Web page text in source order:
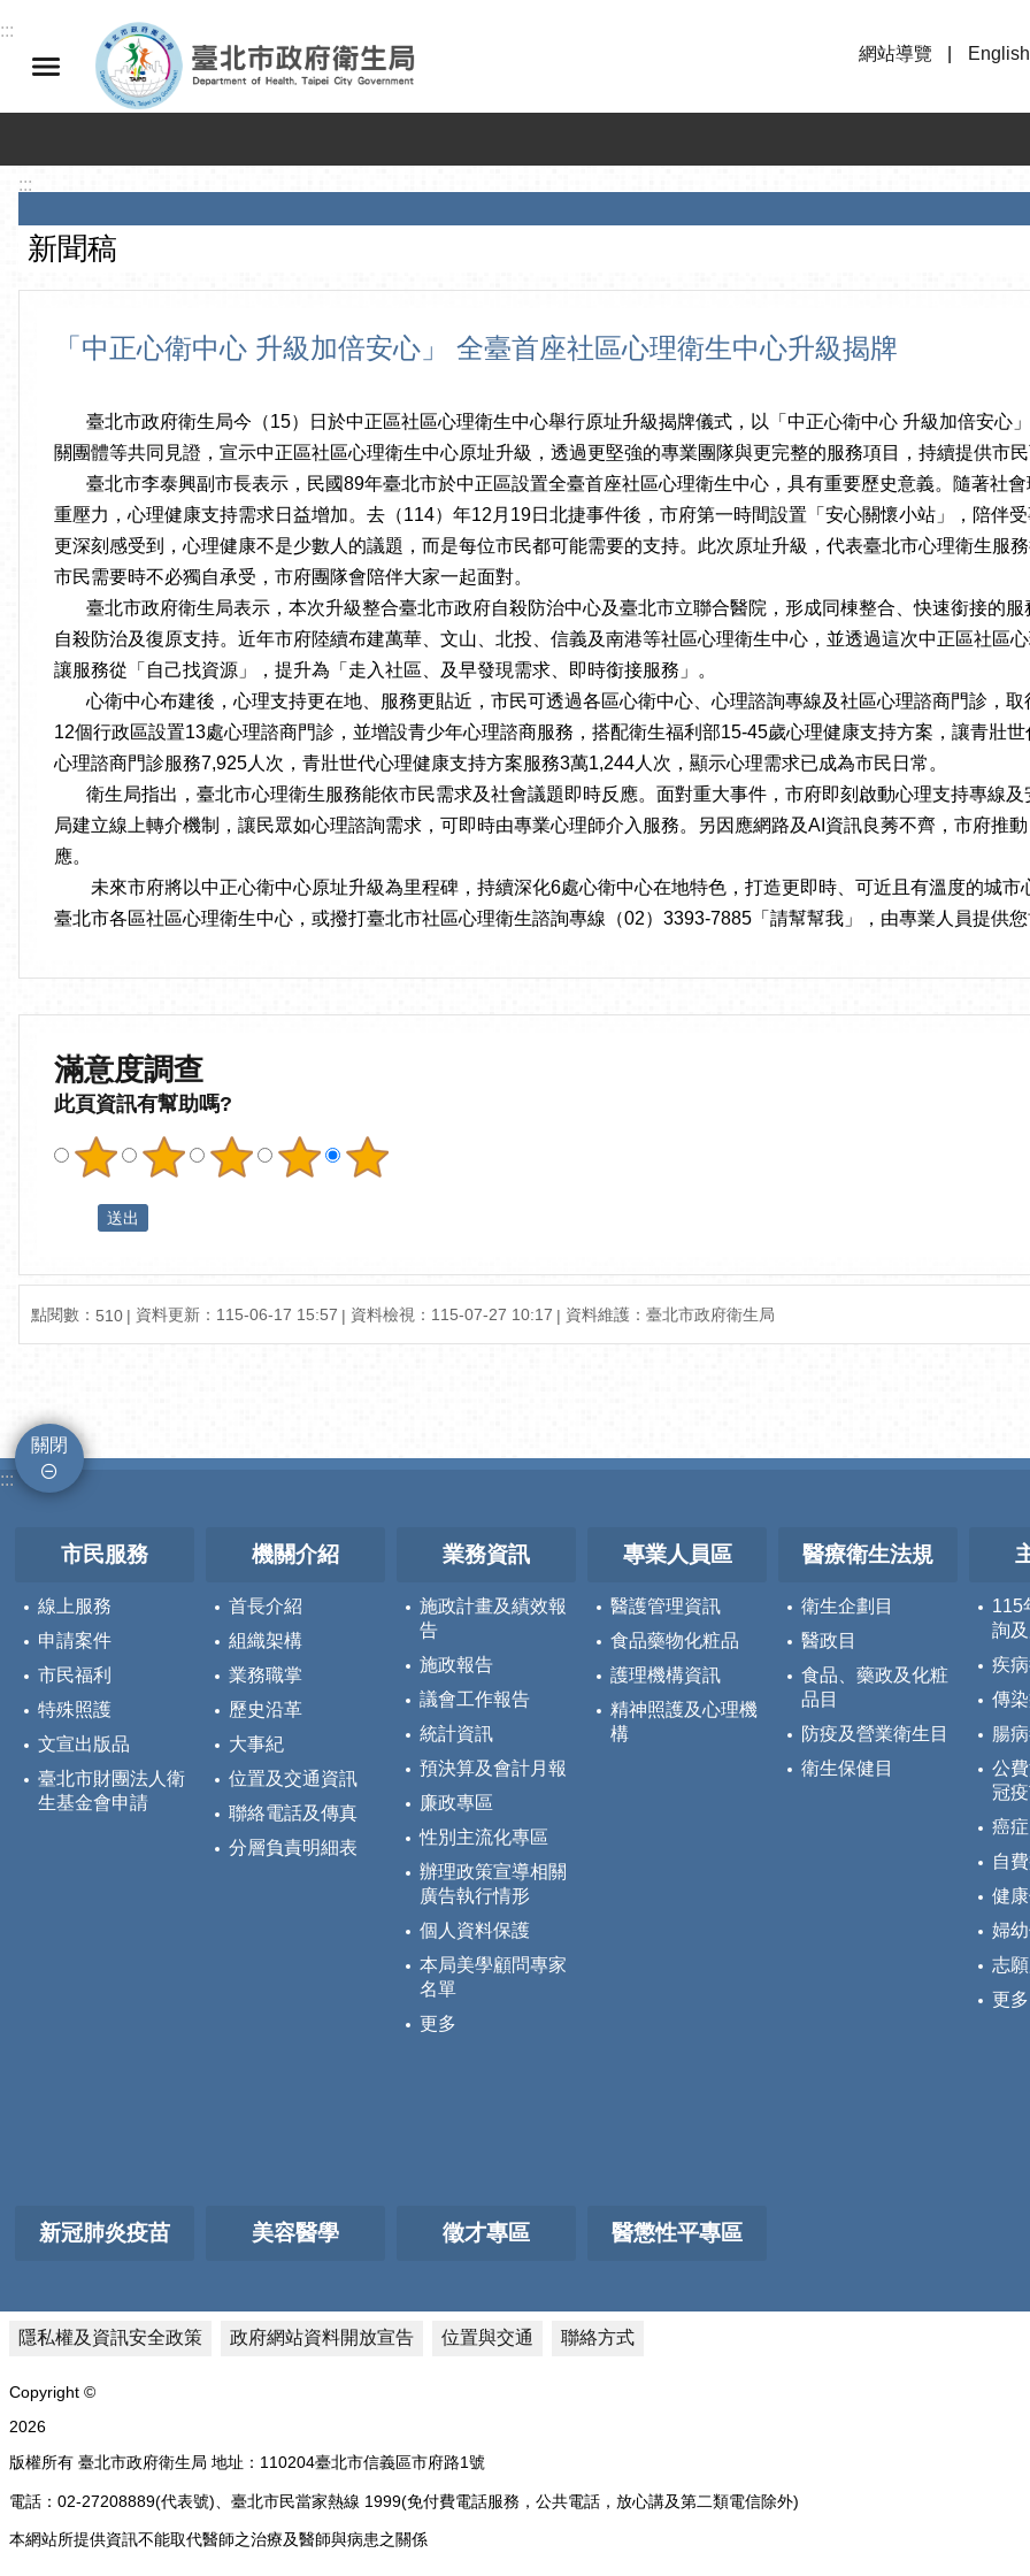
跳到主要內容區塊
:::
網站導覽
English
:::
新聞稿
「中正心衛中心 升級加倍安心」 全臺首座社區心理衛生中心升級揭牌
臺北市政府衛生局今（15）日於中正區社區心理衛生中心舉行原址升級揭牌儀式，以「中正心衛中心 升級加倍安心
關團體等共同見證，宣示中正區社區心理衛生中心原址升級，透過更堅強的專業團隊與更完整的服務項目，持續提供市
臺北市李泰興副市長表示，民國89年臺北市於中正區設置全臺首座社區心理衛生中心，具有重要歷史意義。隨著社
重壓力，心理健康支持需求日益增加。去（114）年12月19日北捷事件後，市府第一時間設置「安心關懷小站」，陪伴
更深刻感受到，心理健康不是少數人的議題，而是每位市民都可能需要的支持。此次原址升級，代表臺北市心理衛生服
市民需要時不必獨自承受，市府團隊會陪伴大家一起面對。
臺北市政府衛生局表示，本次升級整合臺北市政府自殺防治中心及臺北市立聯合醫院，形成同棟整合、快速銜接的
自殺防治及復原支持。近年市府陸續布建萬華、文山、北投、信義及南港等社區心理衛生中心，並透過這次中正區社區
讓服務從「自己找資源」，提升為「走入社區、及早發現需求、即時銜接服務」。
心衛中心布建後，心理支持更在地、服務更貼近，市民可透過各區心衛中心、心理諮詢專線及社區心理諮商門診，
12個行政區設置13處心理諮商門診，並增設青少年心理諮商服務，搭配衛生福利部15-45歲心理健康支持方案，讓青壯
心理諮商門診服務7,925人次，青壯世代心理健康支持方案服務3萬1,244人次，顯示心理需求已成為市民日常。
衛生局指出，臺北市心理衛生服務能依市民需求及社會議題即時反應。面對重大事件，市府即刻啟動心理支持專線
局建立線上轉介機制，讓民眾如心理諮詢需求，可即時由專業心理師介入服務。另因應網路及AI資訊良莠不齊，市府推
應。
未來市府將以中正心衛中心原址升級為里程碑，持續深化6處心衛中心在地特色，打造更即時、可近且有溫度的城市
臺北市各區社區心理衛生中心，或撥打臺北市社區心理衛生諮詢專線（02）3393-7885「請幫幫我」，由專業人員提供
滿意度調查
此頁資訊有幫助嗎?
點閱數： 510 資料更新：115-06-17 15:57 資料檢視：115-07-27 10:17 資料維護：臺北市政府衛生局
關閉
:::
市民服務
線上服務
申請案件
市民福利
特殊照護
文宣出版品
臺北市財團法人衛
生基金會申請
機關介紹
首長介紹
組織架構
業務職掌
歷史沿革
大事紀
位置及交通資訊
聯絡電話及傳真
分層負責明細表
業務資訊
施政計畫及績效報
告
施政報告
議會工作報告
統計資訊
預決算及會計月報
廉政專區
性別主流化專區
辦理政策宣導相關
廣告執行情形
個人資料保護
本局美學顧問專家
名單
更多
專業人員區
醫護管理資訊
食品藥物化粧品
護理機構資訊
精神照護及心理機
構
醫療衛生法規
衛生企劃目
醫政目
食品、藥政及化粧
品目
防疫及營業衛生目
衛生保健目
115
詢
疾
傳
腸
公
冠
癌
自
健
婦
志
更多
新冠肺炎疫苗 美容醫學 徵才專區 醫懲性平專區
隱私權及資訊安全政策 政府網站資料開放宣告 位置與交通 聯絡方式
Copyright ©
2026
版權所有 臺北市政府衛生局 地址：110204臺北市信義區市府路1號
電話：02-27208889(代表號)、臺北市民當家熱線 1999(免付費電話服務，公共電話，放心講及第二類電信除外)
本網站所提供資訊不能取代醫師之治療及醫師與病患之關係